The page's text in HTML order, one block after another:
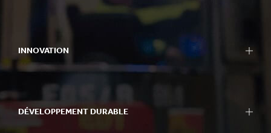
INNOVATION
DÉVELOPPEMENT DURABLE